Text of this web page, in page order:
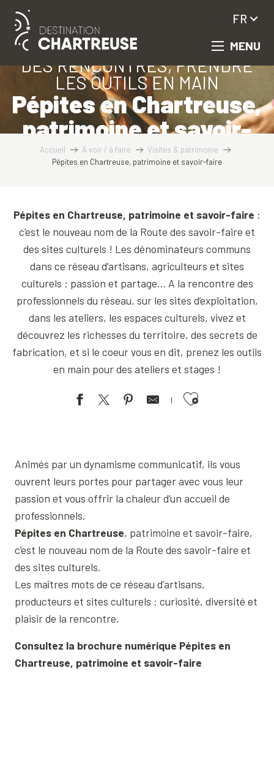
contenu
principal
MENU
FR
SATISFAIRE SA CURIOSITÉ, FAIRE
DES RENCONTRES, PRENDRE
LES OUTILS EN MAIN
Pépites en Chartreuse,
patrimoine et savoir-
faire
Accueil A voir / à faire
Visites & patrimoine
Pépites en Chartreuse, patrimoine et savoir-faire
Pépites en Chartreuse, patrimoine et savoir-faire :
c’est le nouveau nom de la Route des savoir-faire et
des sites culturels ! Les dénominateurs communs
dans ce réseau d’artisans, agriculteurs et sites
culturels : passion et partage… A la rencontre des
professionnels du réseau, sur les sites d’exploitation,
dans les ateliers, les espaces culturels, vivez et
découvrez les richesses du territoire, des secrets de
fabrication, et si le coeur vous en dit, prenez les outils
en main pour des ateliers et stages !
Ajouter aux favoris
Les mercredis des Entremonts - Marché artisanal convivial
Musée de la Grande Chartreuse
Atelier modelage d’une chouette
Fort Barraux
Stage sculptures sur bois
Atelier street-art
Le bois rond, la fuste, la pratique des entailles, une expérience
Musée Arcabas en Chartreuse
Animés par un dynamisme communicatif, ils vous
ouvrent leurs portes pour partager avec vous leur
passion et vous offrir la chaleur d’un accueil de
professionnels.
Pépites en Chartreuse, patrimoine et savoir-faire,
c’est le nouveau nom de la Route des savoir-faire et
des sites culturels.
Les maîtres mots de ce réseau d’artisans,
producteurs et sites culturels : curiosité, diversité et
plaisir de la rencontre.
Consultez la brochure numérique Pépites en
Chartreuse, patrimoine et savoir-faire